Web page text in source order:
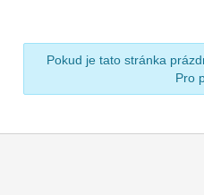
Pokud je tato stránka
Pro